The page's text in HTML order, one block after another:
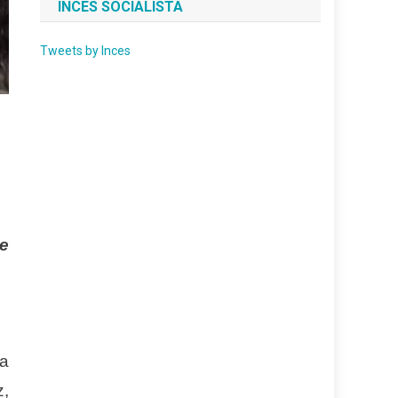
INCES SOCIALISTA
Tweets by Inces